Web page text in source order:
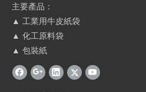
主要產品：
▲ 工業用牛皮紙袋
▲ 化工原料袋
▲ 包裝紙